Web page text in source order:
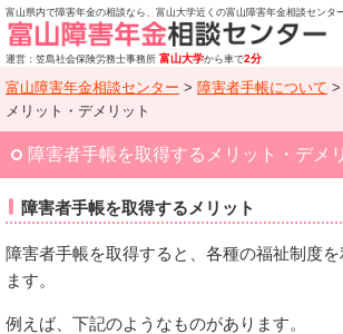
富山県内で障害年金の相談なら、富山大学近くの富山障害年金相談センタ
運営：笠島社会保険労務士事務所 富山大学から車で2分
富山障害年金相談センター > 障害者手帳について >
メリット・デメリット
障害者手帳を取得するメリット・デメ
障害者手帳を取得するメリット
障害者手帳を取得すると、各種の福祉制度
ます。
例えば、下記のようなものがあります。